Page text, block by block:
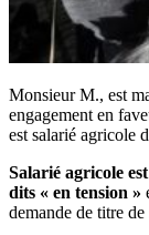
Monsieur M., est
engagement en
est salarié agricole
Salarié agricole
dits « en tension »
demande de titre